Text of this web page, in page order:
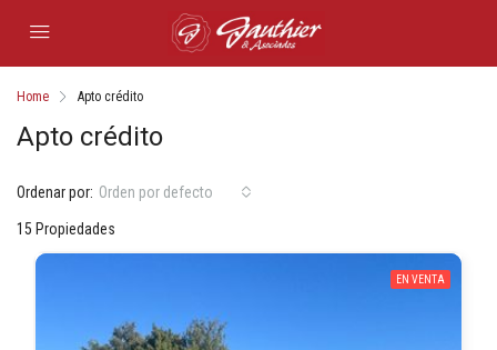
Home Apto crédito
Apto crédito
15 Propiedades
Ordenar por: Orden por defecto
EN VENTA